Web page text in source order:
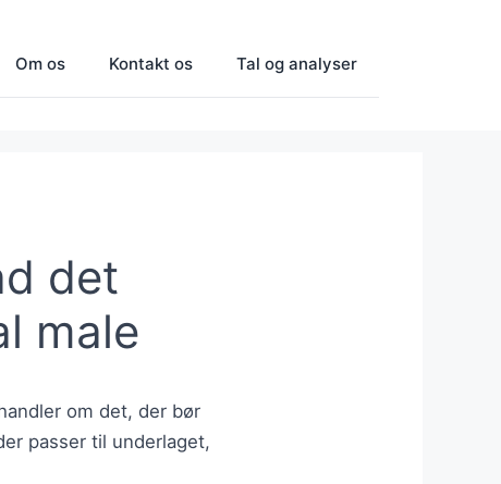
Om os Kontakt os Tal og analyser
det
male
om det, der bør
passer til underlaget,